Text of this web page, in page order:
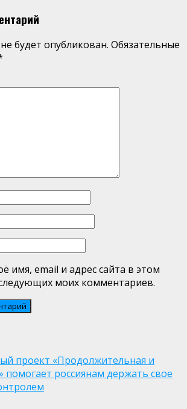
будет опубликован. Обязательные
имя, email и адрес сайта в этом
моих комментариев.
проект «Продолжительная и
помогает россиянам держать свое